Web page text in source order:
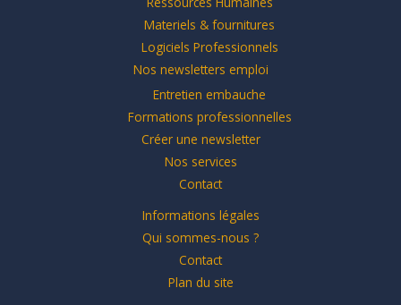
Materiels & fournitures
Logiciels Professionnels
Nos newsletters emploi
Entretien embauche
Formations professionnelles
Créer une newsletter
Nos services
Contact
Informations légales
Qui sommes-nous ?
Contact
Plan du site